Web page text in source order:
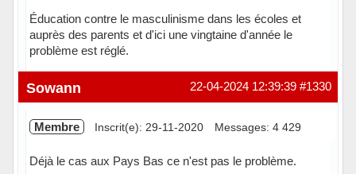
Éducation contre le masculinisme dans les écoles et
auprès des parents et d'ici une vingtaine d'année le
problème est réglé.
#1330
22-04-2024 12:39:39
Sowann
Membre Inscrit(e): 29-11-2020 Messages: 4 429
Déjà le cas aux Pays Bas ce n'est pas le problème.